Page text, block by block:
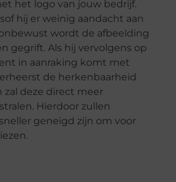
het logo van jouw bedrijf.
hij er weinig aandacht aan
wordt de afbeelding
gegrift. Als hij vervolgens op
in aanraking komt met
de herkenbaarheid
zal deze direct meer
Hierdoor zullen
geneigd zijn om voor